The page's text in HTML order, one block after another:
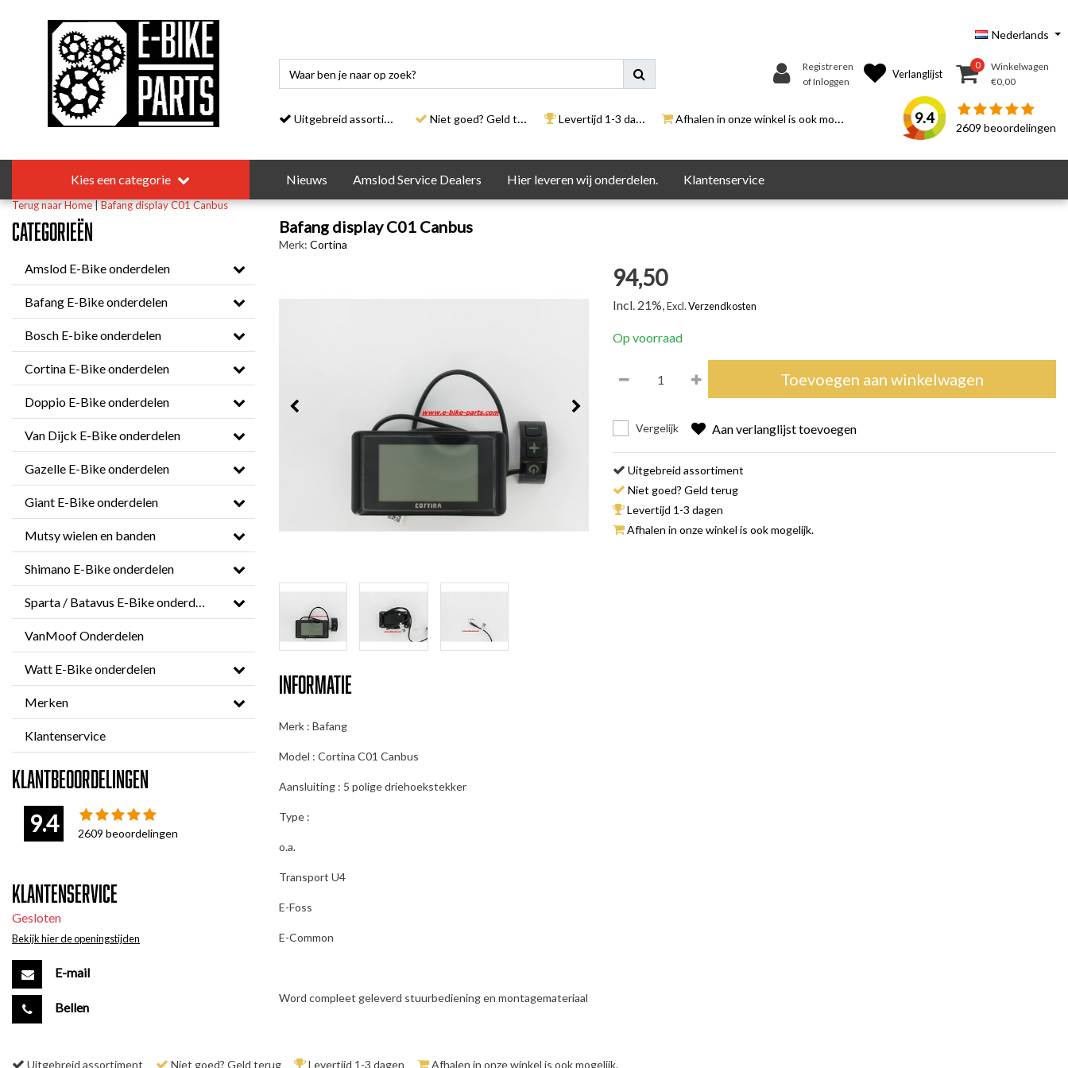
Nederlands
Registreren
of Inloggen
Verlanglijst
0
Winkelwagen
€0,00
Uitgebreid assortiment Niet goed? Geld terug Levertijd 1-3 dagen Afhalen in onze winkel is ook mogelijk. 9.4
2609 beoordelingen
Kies een categorie Nieuws Amslod Service Dealers Hier leveren wij onderdelen. Klantenservice
Terug naar Home|Bafang display C01 Canbus
Categorieën
Amslod E-Bike onderdelen
Bafang E-Bike onderdelen
Bosch E-bike onderdelen
Cortina E-Bike onderdelen
Doppio E-Bike onderdelen
Van Dijck E-Bike onderdelen
Gazelle E-Bike onderdelen
Giant E-Bike onderdelen
Mutsy wielen en banden
Shimano E-Bike onderdelen
Sparta / Batavus E-Bike onderdelen
VanMoof Onderdelen
Watt E-Bike onderdelen
Merken
Klantenservice
Klantbeoordelingen
9.4
2609 beoordelingen
Klantenservice
Gesloten
Bekijk hier de openingstijden
E-mail
Bellen
Bafang display C01 Canbus
Merk: Cortina
94,50
Incl. 21%,Excl.Verzendkosten
Op voorraad
Toevoegen aan winkelwagen
Vergelijk Aan verlanglijst toevoegen
Uitgebreid assortiment
Niet goed? Geld terug
Levertijd 1-3 dagen
Afhalen in onze winkel is ook mogelijk.
Informatie
Merk : Bafang
Model : Cortina C01 Canbus
Aansluiting : 5 polige driehoekstekker
Type :
o.a.
Transport U4
E-Foss
E-Common
Word compleet geleverd stuurbediening en montagemateriaal
Uitgebreid assortiment Niet goed? Geld terug Levertijd 1-3 dagen Afhalen in onze winkel is ook mogelijk.